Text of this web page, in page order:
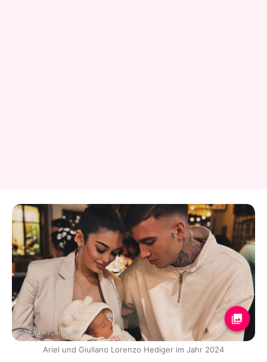
Instagram / _ariel__61
Ariel und Giuliano Lorenzo Hediger im Jahr 2024